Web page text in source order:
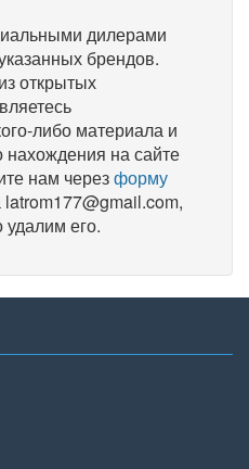
дилерами
брендов.
открытых
либо материала и
нахождения на сайте
нам черезформу
latrom177@gmail.com,
его.